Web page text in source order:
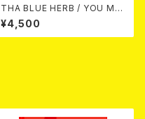
THA BLUE HERB / YOU MA
KE US FEEL WE ARE REAL
(結成25周年TOUR 2022)"DV
D"
¥4,500